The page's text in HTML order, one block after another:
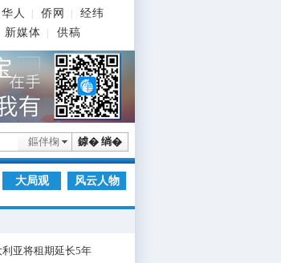
华人 侨网
经纬
新媒体 供稿
鎼� 绱�
鏂伴椈
大局观 风云人物
亚将租期延长5年